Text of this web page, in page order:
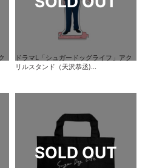
ドラマL「シュガードッグライフ」アク
リルスタンド（天沢恭丞)...